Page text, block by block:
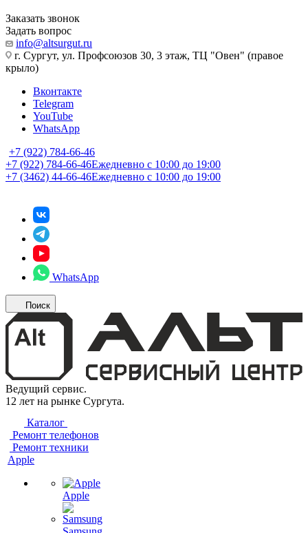
Заказать звонок
Задать вопрос
info@altsurgut.ru
г. Сургут, ул. Профсоюзов 30, 3 этаж, ТЦ "Овен" (правое
крыло)
Вконтакте
Telegram
YouTube
WhatsApp
+7 (922) 784-66-46
+7 (922) 784-66-46Ежедневно с 10:00 до 19:00
+7 (3462) 44-66-46Ежедневно с 10:00 до 19:00
WhatsApp
Поиск
Ведущий сервис.
12 лет на рынке Сургута.
Каталог
Ремонт телефонов
Ремонт техники
Apple
Apple